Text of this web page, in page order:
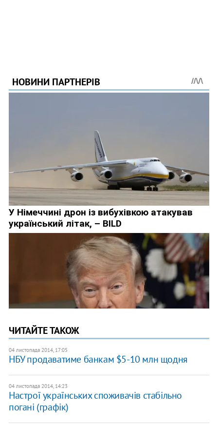
ЧИТАЙТЕ ТАКОЖ
04 листопада 2014, 17:05
НБУ продаватиме банкам $5-10 млн щодня
04 листопада 2014, 14:23
Настрої українських споживачів стабільно
погані (графік)